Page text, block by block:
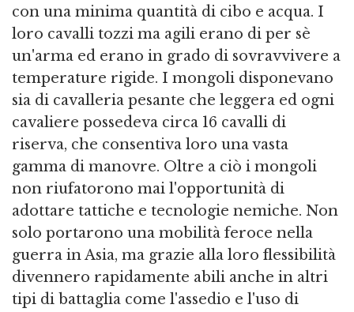
con una minima quantità di cibo e acqua. I
loro cavalli tozzi ma agili erano di per sè
un'arma ed erano in grado di sovravvivere a
temperature rigide. I mongoli disponevano
sia di cavalleria pesante che leggera ed ogni
cavaliere possedeva circa 16 cavalli di
riserva, che consentiva loro una vasta
gamma di manovre. Oltre a ciò i mongoli
non riufatorono mai l'opportunità di
adottare tattiche e tecnologie nemiche. Non
solo portarono una mobilità feroce nella
guerra in Asia, ma grazie alla loro flessibilità
divennero rapidamente abili anche in altri
tipi di battaglia come l'assedio e l'uso di